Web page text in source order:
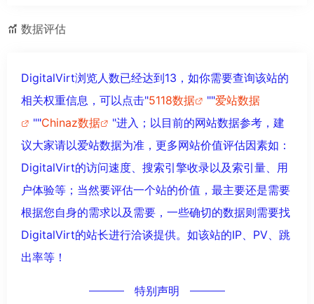
数据评估
DigitalVirt浏览人数已经达到13，如你需要查询该站的
相关权重信息，可以点击"5118数据 ""爱站数据
""Chinaz数据
"进入；以目前的网站数据参考，建
议大家请以爱站数据为准，更多网站价值评估因素如：
DigitalVirt的访问速度、搜索引擎收录以及索引量、用
户体验等；当然要评估一个站的价值，最主要还是需要
根据您自身的需求以及需要，一些确切的数据则需要找
DigitalVirt的站长进行洽谈提供。如该站的IP、PV、跳
出率等！
特别声明